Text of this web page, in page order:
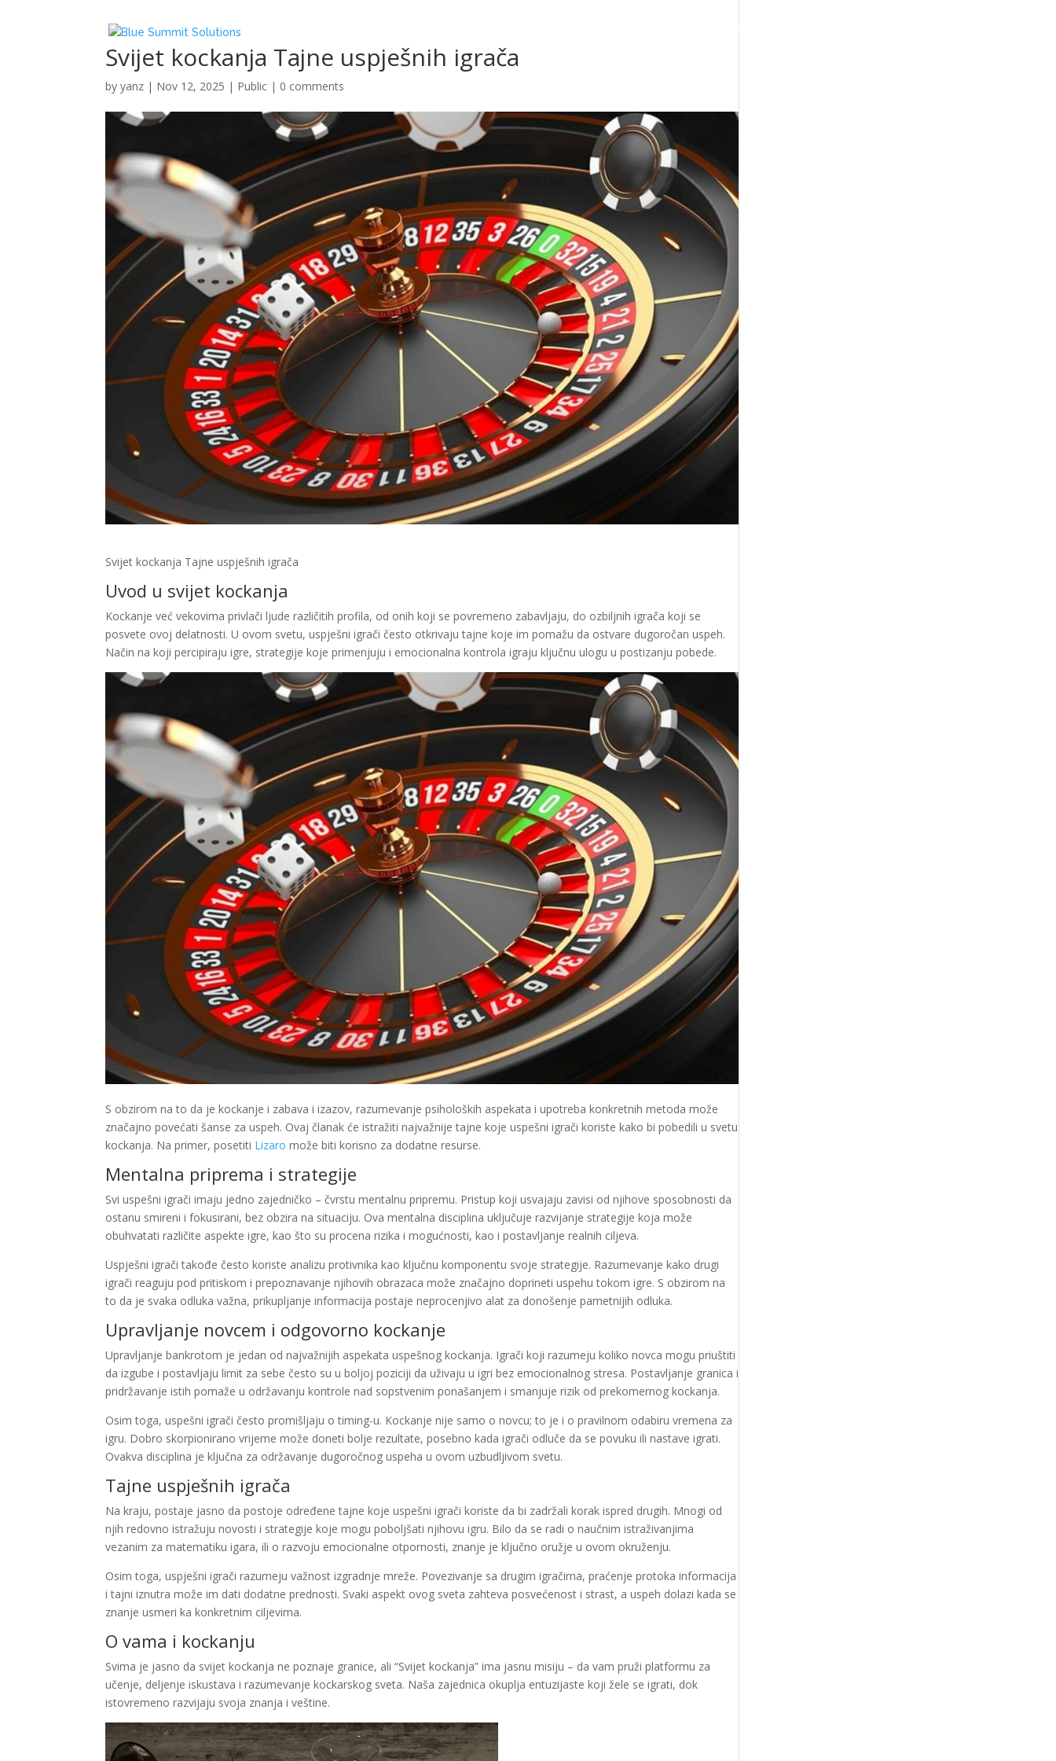
Svijet kockanja Tajne uspješnih igrača
byyanz | Nov 12, 2025 | Public | 0 comments
Svijet kockanja Tajne uspješnih igrača
Uvod u svijet kockanja
Kockanje već vekovima privlači ljude različitih profila, od onih koji se povremeno zabavljaju, do ozbiljnih igrača koji se
posvete ovoj delatnosti. U ovom svetu, uspješni igrači često otkrivaju tajne koje im pomažu da ostvare dugoročan uspeh.
Način na koji percipiraju igre, strategije koje primenjuju i emocionalna kontrola igraju ključnu ulogu u postizanju pobede.
S obzirom na to da je kockanje i zabava i izazov, razumevanje psiholoških aspekata i upotreba konkretnih metoda može
značajno povećati šanse za uspeh. Ovaj članak će istražiti najvažnije tajne koje uspešni igrači koriste kako bi pobedili u svetu
kockanja. Na primer, posetiti Lizaro može biti korisno za dodatne resurse.
Mentalna priprema i strategije
Svi uspešni igrači imaju jedno zajedničko – čvrstu mentalnu pripremu. Pristup koji usvajaju zavisi od njihove sposobnosti da
ostanu smireni i fokusirani, bez obzira na situaciju. Ova mentalna disciplina uključuje razvijanje strategije koja može
obuhvatati različite aspekte igre, kao što su procena rizika i mogućnosti, kao i postavljanje realnih ciljeva.
Uspješni igrači takođe često koriste analizu protivnika kao ključnu komponentu svoje strategije. Razumevanje kako drugi
igrači reaguju pod pritiskom i prepoznavanje njihovih obrazaca može značajno doprineti uspehu tokom igre. S obzirom na
to da je svaka odluka važna, prikupljanje informacija postaje neprocenjivo alat za donošenje pametnijih odluka.
Upravljanje novcem i odgovorno kockanje
Upravljanje bankrotom je jedan od najvažnijih aspekata uspešnog kockanja. Igrači koji razumeju koliko novca mogu priuštiti
da izgube i postavljaju limit za sebe često su u boljoj poziciji da uživaju u igri bez emocionalnog stresa. Postavljanje granica i
pridržavanje istih pomaže u održavanju kontrole nad sopstvenim ponašanjem i smanjuje rizik od prekomernog kockanja.
Osim toga, uspešni igrači često promišljaju o timing-u. Kockanje nije samo o novcu; to je i o pravilnom odabiru vremena za
igru. Dobro skorpionirano vrijeme može doneti bolje rezultate, posebno kada igrači odluče da se povuku ili nastave igrati.
Ovakva disciplina je ključna za održavanje dugoročnog uspeha u ovom uzbudljivom svetu.
Tajne uspješnih igrača
Na kraju, postaje jasno da postoje određene tajne koje uspešni igrači koriste da bi zadržali korak ispred drugih. Mnogi od
njih redovno istražuju novosti i strategije koje mogu poboljšati njihovu igru. Bilo da se radi o naučnim istraživanjima
vezanim za matematiku igara, ili o razvoju emocionalne otpornosti, znanje je ključno oružje u ovom okruženju.
Osim toga, uspješni igrači razumeju važnost izgradnje mreže. Povezivanje sa drugim igračima, praćenje protoka informacija
i tajni iznutra može im dati dodatne prednosti. Svaki aspekt ovog sveta zahteva posvećenost i strast, a uspeh dolazi kada se
znanje usmeri ka konkretnim ciljevima.
O vama i kockanju
Svima je jasno da svijet kockanja ne poznaje granice, ali “Svijet kockanja” ima jasnu misiju – da vam pruži platformu za
učenje, deljenje iskustava i razumevanje kockarskog sveta. Naša zajednica okuplja entuzijaste koji žele se igrati, dok
istovremeno razvijaju svoja znanja i veštine.